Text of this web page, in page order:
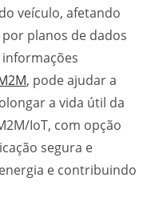
veículo, afetando
planos de dados
, pode ajudar a
a vida útil da
IoT, com opção
segura e
e contribuindo